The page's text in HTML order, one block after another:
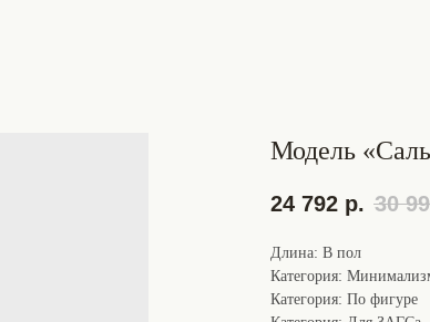
Модель
24 792 р. 30
Длина: В пол
Категория:
Категория: По фигуре